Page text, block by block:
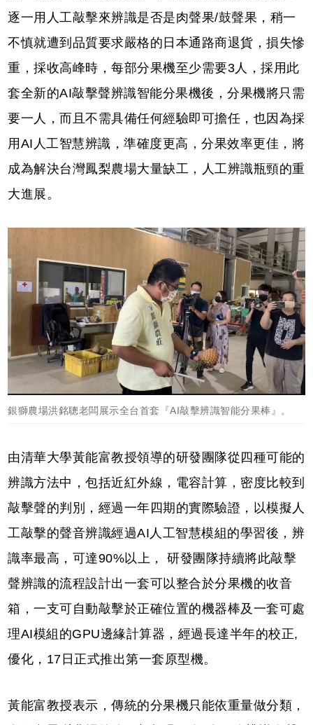
逐⼀⽤⼈⼯敲擊來辨識是否是⾁聲果/⿎聲果，稍⼀
不慎就遭到品質要求嚴格的⽇本通路商退貨，損失慘
重，採收⾼峰時，每部分果機至少需要3⼈，採⽤此
套全新的AI敲擊聲辨識智能分果機後，分果機將只需
要⼀⼈，⽽且不需具備任何經驗即可擔任，也因為採
⽤AI⼈⼯智慧辨識，準確度更⾼，分果效率更佳，將
成為解決台灣鳳梨農場⼤量缺⼯，⼈⼯辨識瓶頸的重
⼤進展。
銀獅農場洪銘聰⽼闆展⽰全台⾸套『AI敲擊辨識智能分果棒』。
由清華⼤學⿈能富教授領導的研發團隊從四種可能的
辨識⽅法中，包括近紅外線，電容計算，密度比較到
敲擊聲的判別，經過⼀年四期的實際驗證，以模擬⼈
⼯敲擊的聲⾳辨識經過AI⼈⼯智慧模組的學習後，辨
識率最⾼，可達90%以上， 研發團隊持續將此敲擊
聲辨識的流程設計出⼀套可以整合於分果機的收⾳
箱，⼀⽀可⾃動敲擊於正確位置的機器棒及⼀套可處
理AI模組的GPU邊緣計算器，經過長達半年的校正,
優化，17日正式推出第⼀套原型機。
⿈能富教授表⽰，傳統的分果機只能依重量做分類，